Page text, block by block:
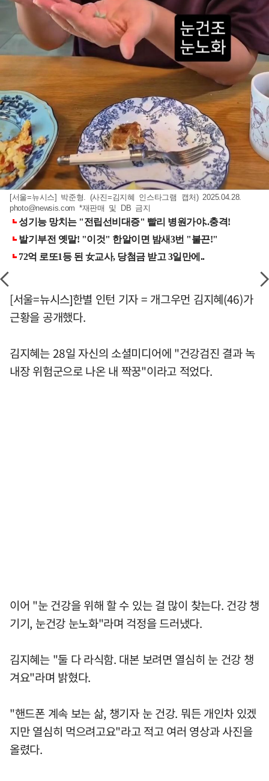
[서울=뉴시스] 박준형. (사진=김지혜 인스타그램 캡처) 2025.04.28.
photo@newsis.com *재판매 및 DB 금지
[서울=뉴시스]한별 인턴 기자 = 개그우먼 김지혜(46)가
근황을 공개했다.
김지혜는 28일 자신의 소셜미디어에 "건강검진 결과 녹
내장 위험군으로 나온 내 짝꿍"이라고 적었다.
이어 "눈 건강을 위해 할 수 있는 걸 많이 찾는다. 건강 챙
기기, 눈건강 눈노화"라며 걱정을 드러냈다.
김지혜는 "둘 다 라식함. 대본 보려면 열심히 눈 건강 챙
겨요"라며 밝혔다.
"핸드폰 계속 보는 삶, 챙기자 눈 건강. 뭐든 개인차 있겠
지만 열심히 먹으려고요"라고 적고 여러 영상과 사진을
올렸다.